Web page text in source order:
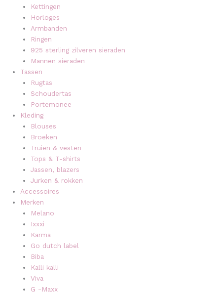
Kettingen
Horloges
Armbanden
Ringen
925 sterling zilveren sieraden
Mannen sieraden
Tassen
Rugtas
Schoudertas
Portemonee
Kleding
Blouses
Broeken
Truien & vesten
Tops & T-shirts
Jassen, blazers
Jurken & rokken
Accessoires
Merken
Melano
Ixxxi
Karma
Go dutch label
Biba
Kalli kalli
Viva
G -Maxx